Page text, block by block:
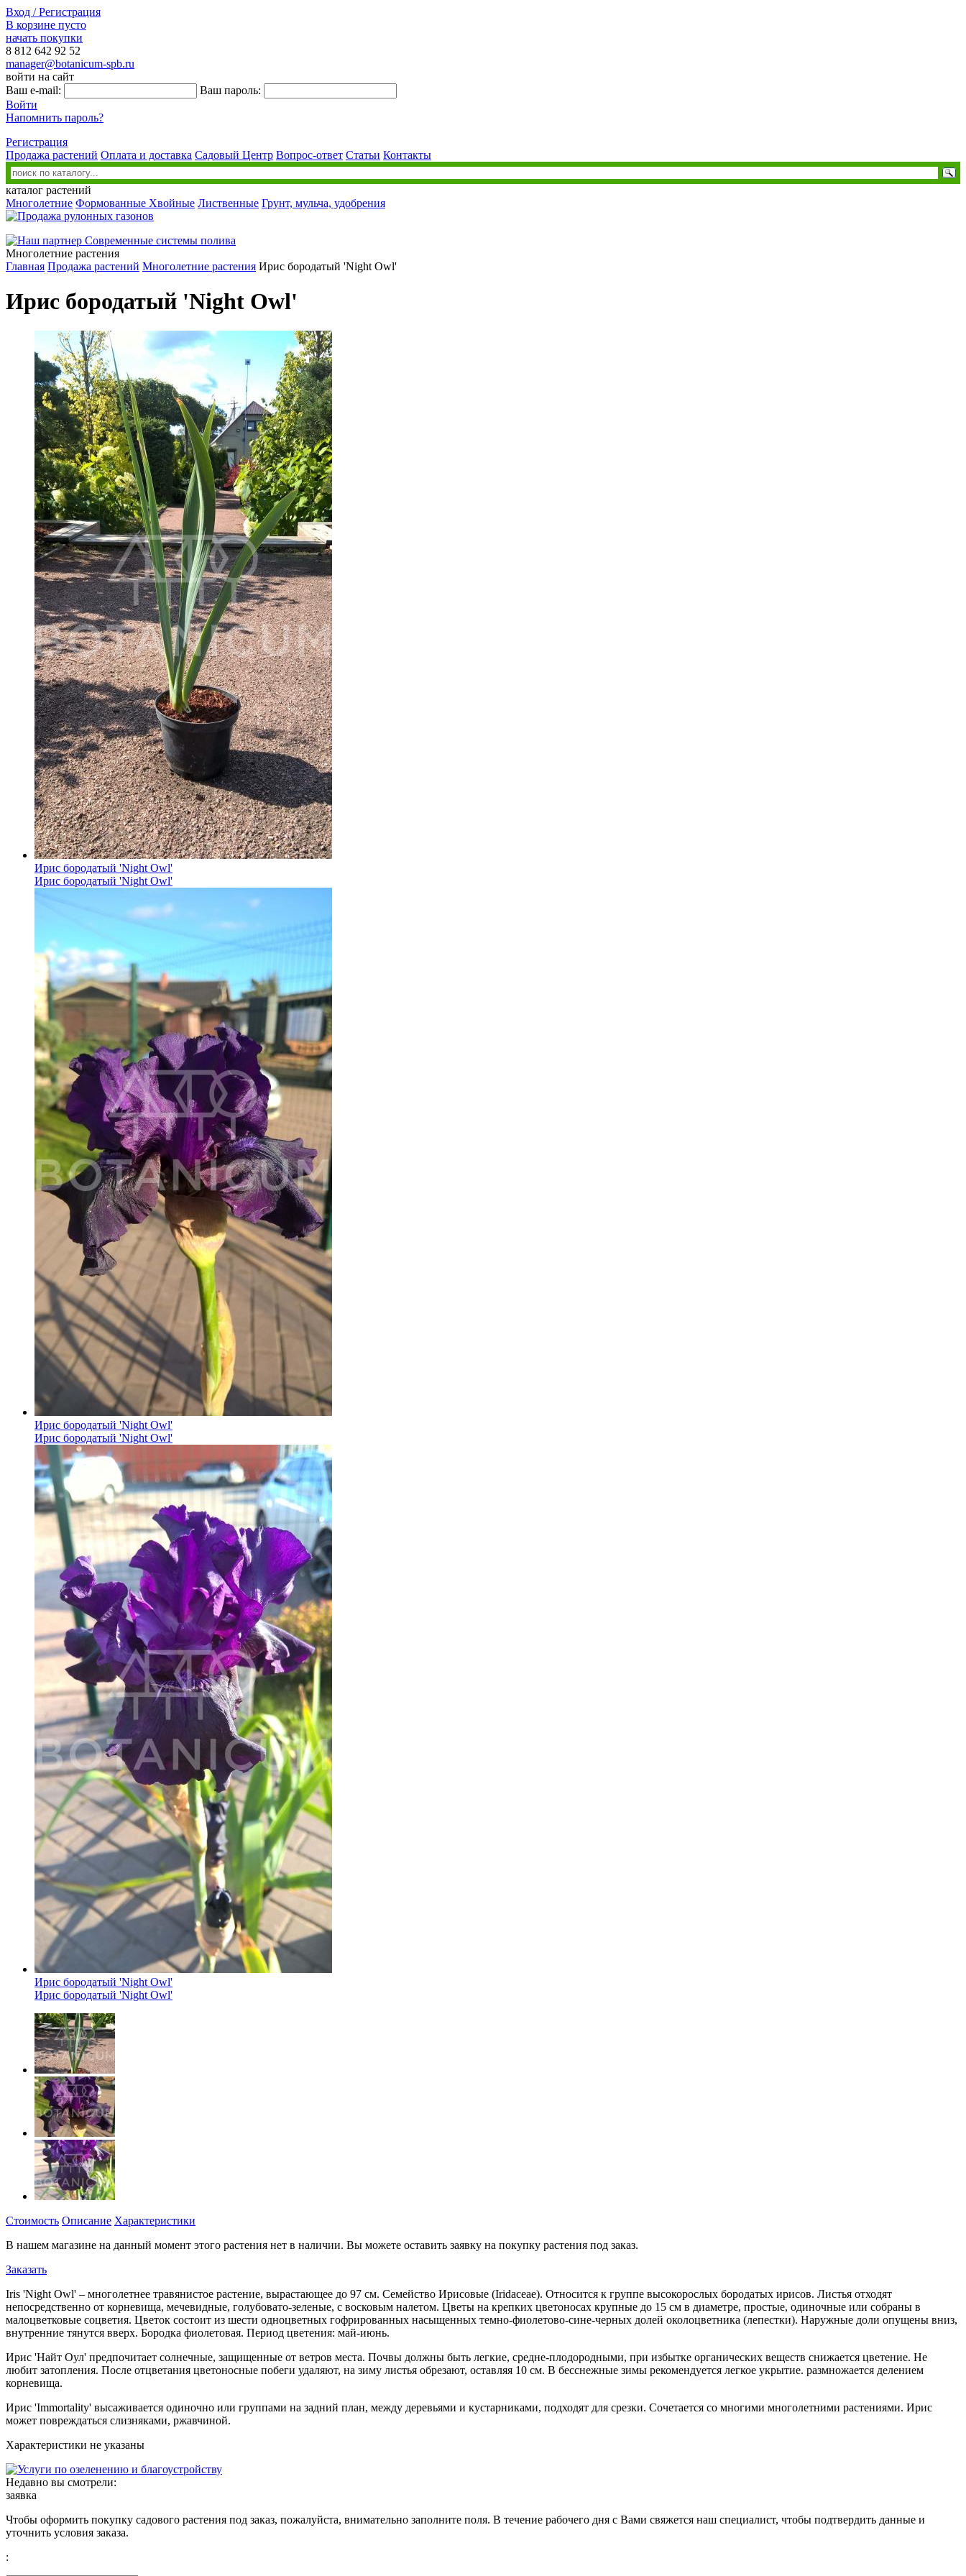
Вход / Регистрация
В корзине пусто
начать покупки
8 812 642 92 52
manager@botanicum-spb.ru
войти на сайт
Ваш e-mail:
Ваш пароль:
Войти
Напомнить пароль?
Регистрация
Продажа растений Оплата и доставка Садовый Центр Вопрос-ответ Статьи Контакты
каталог растений
Многолетние Формованные Хвойные Лиственные Грунт, мульча, удобрения
Многолетние растения
Главная Продажа растений Многолетние растения Ирис бородатый 'Night Owl'
Ирис бородатый 'Night Owl'
Ирис бородатый 'Night Owl'
Ирис бородатый 'Night Owl'
Ирис бородатый 'Night Owl'
Ирис бородатый 'Night Owl'
Ирис бородатый 'Night Owl'
Ирис бородатый 'Night Owl'
Стоимость Описание Характеристики
В нашем магазине на данный момент этого растения нет в наличии. Вы можете оставить заявку на покупку растения под заказ.
Заказать
Iris 'Night Owl' – многолетнее травянистое растение, вырастающее до 97 см. Семейство Ирисовые (Iridaceae). Относится к группе высокорослых бородатых ирисов. Листья отходят
непосредственно от корневища, мечевидные, голубовато-зеленые, с восковым налетом. Цветы на крепких цветоносах крупные до 15 см в диаметре, простые, одиночные или собраны в
малоцветковые соцветия. Цветок состоит из шести одноцветных гофрированных насыщенных темно-фиолетово-сине-черных долей околоцветника (лепестки). Наружные доли опущены вниз,
внутренние тянутся вверх. Бородка фиолетовая. Период цветения: май-июнь.
Ирис 'Найт Оул' предпочитает солнечные, защищенные от ветров места. Почвы должны быть легкие, средне-плодородными, при избытке органических веществ снижается цветение. Не
любит затопления. После отцветания цветоносные побеги удаляют, на зиму листья обрезают, оставляя 10 см. В бесснежные зимы рекомендуется легкое укрытие. размножается делением
корневища.
Ирис 'Immortality' высаживается одиночно или группами на задний план, между деревьями и кустарниками, подходят для срезки. Сочетается со многими многолетними растениями. Ирис
может повреждаться слизняками, ржавчиной.
Характеристики не указаны
Недавно вы смотрели:
заявка
Чтобы оформить покупку садового растения под заказ, пожалуйста, внимательно заполните поля. В течение рабочего дня с Вами свяжется наш специалист, чтобы подтвердить данные и
уточнить условия заказа.
: